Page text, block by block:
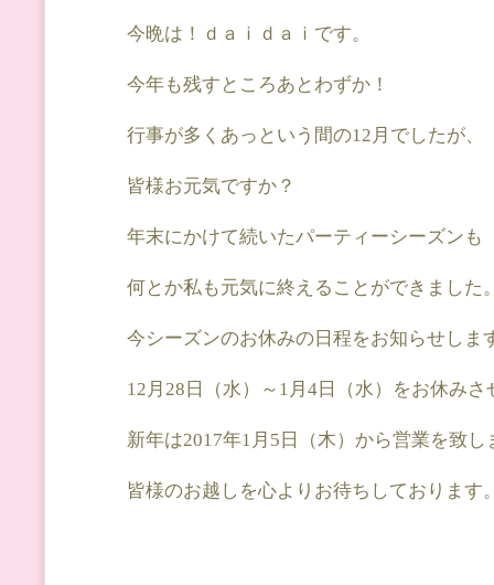
今晩は！ｄａｉｄａｉです。
今年も残すところあとわずか！
行事が多くあっという間の12月でしたが、
皆様お元気ですか？
年末にかけて続いたパーティーシーズンも
何とか私も元気に終えることができました
今シーズンのお休みの日程をお知らせしま
12月28日（水）～1月4日（水）をお休み
新年は2017年1月5日（木）から営業を致し
皆様のお越しを心よりお待ちしております